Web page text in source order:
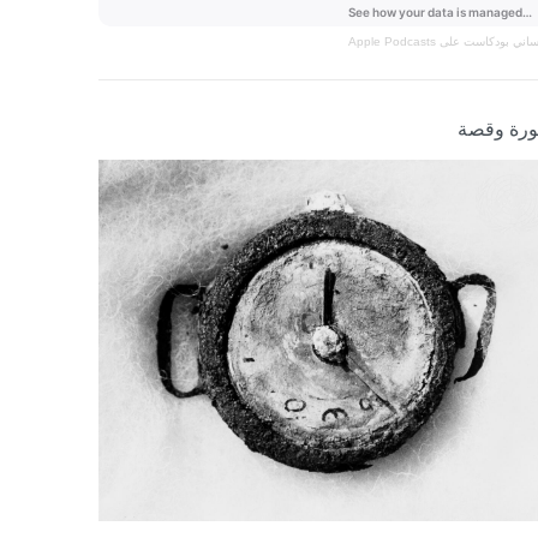
بودكاست على Apple Podcasts
وقصة